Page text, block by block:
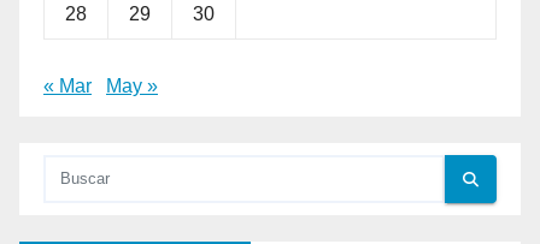
28 29 30
« Mar May »